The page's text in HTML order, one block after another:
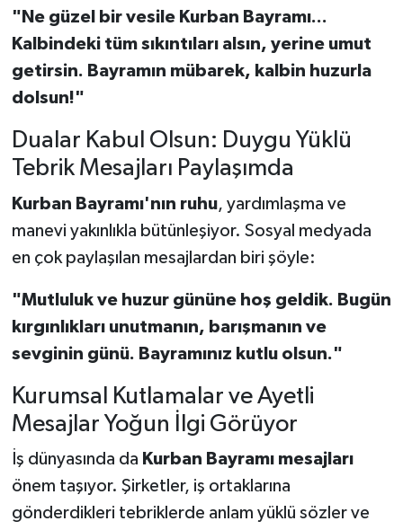
"Ne güzel bir vesile Kurban Bayramı...
Kalbindeki tüm sıkıntıları alsın, yerine umut
getirsin. Bayramın mübarek, kalbin huzurla
dolsun!"
Dualar Kabul Olsun: Duygu Yüklü
Tebrik Mesajları Paylaşımda
Kurban Bayramı'nın ruhu, yardımlaşma ve
manevi yakınlıkla bütünleşiyor. Sosyal medyada
en çok paylaşılan mesajlardan biri şöyle:
"Mutluluk ve huzur gününe hoş geldik. Bugün
kırgınlıkları unutmanın, barışmanın ve
sevginin günü. Bayramınız kutlu olsun."
Kurumsal Kutlamalar ve Ayetli
Mesajlar Yoğun İlgi Görüyor
İş dünyasında da Kurban Bayramı mesajları
önem taşıyor. Şirketler, iş ortaklarına
gönderdikleri tebriklerde anlam yüklü sözler ve